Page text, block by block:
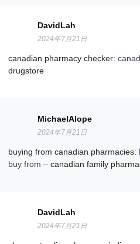
DavidLah
2024年7月21日
canadian pharmacy checker:
drugstore
MichaelAlope
2024年7月21日
buying from canadian pharmacies:
buy from – canadian family
DavidLah
2024年7月21日